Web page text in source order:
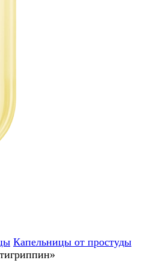
Капельницы от простуды